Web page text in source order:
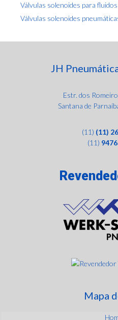
Válvulas solenoides para
Válvulas solenoides
JH
Estr. dos
Santana de
(11) (11)
(11)
Mapa